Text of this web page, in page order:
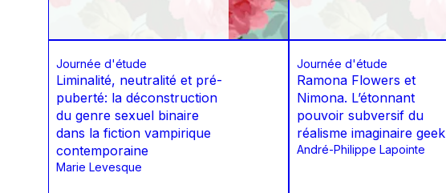
Journée d'étude
Liminalité, neutralité et pré-
puberté: la déconstruction
du genre sexuel binaire
dans la fiction vampirique
contemporaine
Marie Levesque
Journée d'étude
Ramona Flowers et
Nimona. L’étonnant
pouvoir subversif du
réalisme imaginaire geek
André-Philippe Lapointe